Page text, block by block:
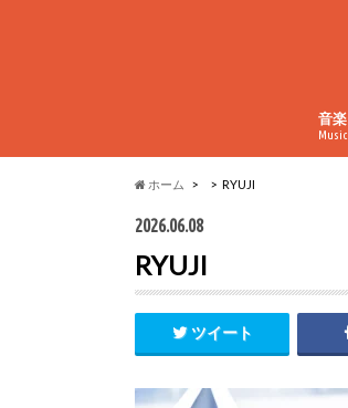
音楽
Music
ホーム RYUJI
2026.06.08
RYUJI
ツイート